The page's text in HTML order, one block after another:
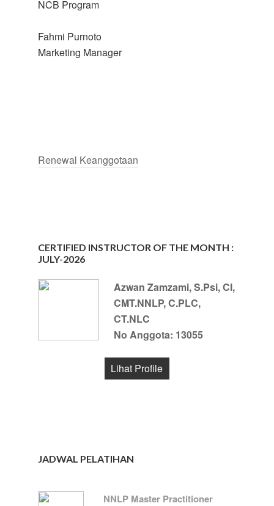
NCB Program
Fahmi Purnoto
Marketing Manager
Renewal Keanggotaan
CERTIFIED INSTRUCTOR OF THE MONTH :
JULY-2026
Azwan Zamzami, S.Psi, CI,
CMT.NNLP, C.PLC,
CT.NLC
No Anggota: 13055
Lihat Profile
JADWAL PELATIHAN
NNLP Master Practitioner